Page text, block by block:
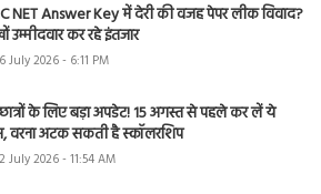
NET Answer Key में देरी की वजह पेपर लीक विवाद?
उम्मीदवार कर रहे इंतजार
July 2026 - 6:11 PM
के लिए बड़ा अपडेट! 15 अगस्त से पहले कर लें ये
वरना अटक सकती है स्कॉलरशिप
July 2026 - 11:54 AM